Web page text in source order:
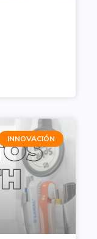
INNOVACIÓN